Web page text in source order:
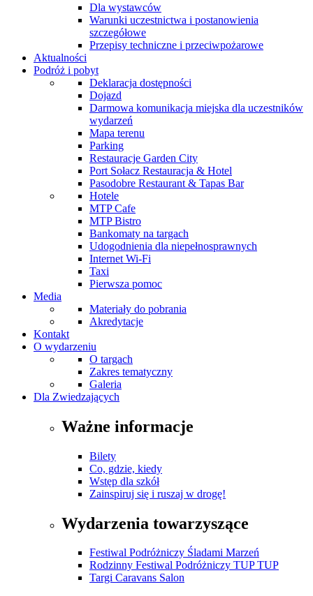
Dla wystawców
Warunki uczestnictwa i postanowienia
szczegółowe
Przepisy techniczne i przeciwpożarowe
Aktualności
Podróż i pobyt
Deklaracja dostępności
Dojazd
Darmowa komunikacja miejska dla uczestników
wydarzeń
Mapa terenu
Parking
Restauracje Garden City
Port Sołacz Restauracja & Hotel
Pasodobre Restaurant & Tapas Bar
Hotele
MTP Cafe
MTP Bistro
Bankomaty na targach
Udogodnienia dla niepełnosprawnych
Internet Wi-Fi
Taxi
Pierwsza pomoc
Media
Materiały do pobrania
Akredytacje
Kontakt
O wydarzeniu
O targach
Zakres tematyczny
Galeria
Dla Zwiedzających
Ważne informacje
Bilety
Co, gdzie, kiedy
Wstęp dla szkół
Zainspiruj się i ruszaj w drogę!
Wydarzenia towarzyszące
Festiwal Podróżniczy Śladami Marzeń
Rodzinny Festiwal Podróżniczy TUP TUP
Targi Caravans Salon